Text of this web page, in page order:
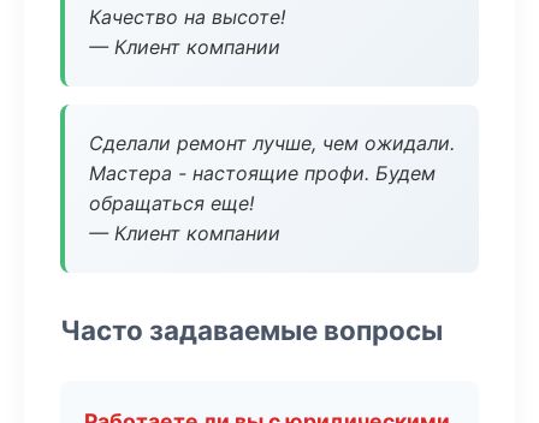
Качество на высоте!
— Клиент компании
Сделали ремонт лучше, чем ожидали.
Мастера - настоящие профи. Будем
обращаться еще!
— Клиент компании
Часто задаваемые вопросы